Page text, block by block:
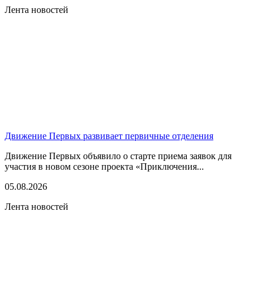
Лента новостей
Движение Первых развивает первичные отделения
Движение Первых объявило о старте приема заявок для
участия в новом сезоне проекта «Приключения...
05.08.2026
Лента новостей